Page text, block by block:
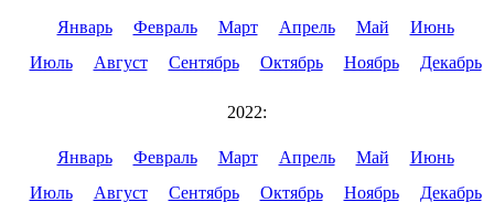
Январь Февраль Март Апрель Май
Июнь
Июль
Август Сентябрь Октябрь Ноябрь Декабрь
2022:
Январь Февраль Март Апрель Май
Июнь
Июль
Август Сентябрь Октябрь Ноябрь Декабрь